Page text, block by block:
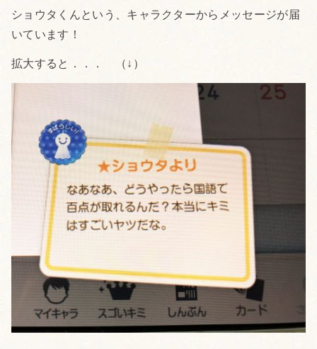
ショウタくんという、キャラクターからメッセージが届
いています！
拡大すると．．． （↓）